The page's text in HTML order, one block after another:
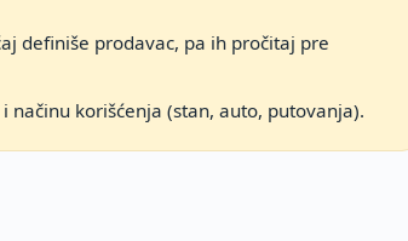
definiše prodavac, pa ih pročitaj pre
korišćenja (stan, auto, putovanja).